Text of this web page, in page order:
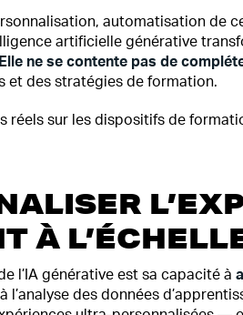
automatisation de
artificielle générative
Elle ne se contente pas de
et des stratégies de formation.
réels sur les dispositifs de
À
l’IA générative est sa capacité à
l’analyse des données